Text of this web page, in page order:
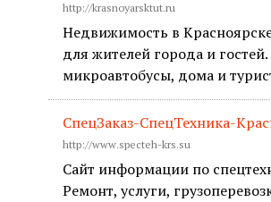
http://krasnoyarsktut.ru
Недвижимость в
для жителей города и
микроавтобусы, дома и
СпецЗаказ-СпецТехника-
http://www.specteh-krs.su
Сайт информации по
Ремонт, услуги,